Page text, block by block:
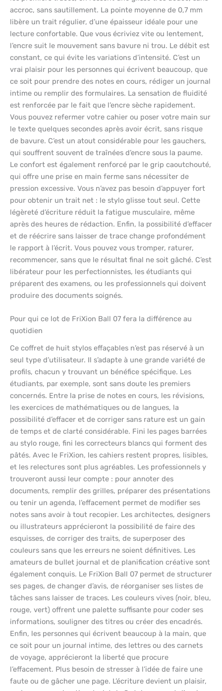
accroc, sans sautillement. La pointe moyenne de 0,7 mm
libère un trait régulier, d’une épaisseur idéale pour une
lecture confortable. Que vous écriviez vite ou lentement,
l’encre suit le mouvement sans bavure ni trou. Le débit est
constant, ce qui évite les variations d’intensité. C’est un
vrai plaisir pour les personnes qui écrivent beaucoup, que
ce soit pour prendre des notes en cours, rédiger un journal
intime ou remplir des formulaires. La sensation de fluidité
est renforcée par le fait que l’encre sèche rapidement.
Vous pouvez refermer votre cahier ou poser votre main sur
le texte quelques secondes après avoir écrit, sans risque
de bavure. C’est un atout considérable pour les gauchers,
qui souffrent souvent de traînées d’encre sous la paume.
Le confort est également renforcé par le grip caoutchouté,
qui offre une prise en main ferme sans nécessiter de
pression excessive. Vous n’avez pas besoin d’appuyer fort
pour obtenir un trait net : le stylo glisse tout seul. Cette
légèreté d’écriture réduit la fatigue musculaire, même
après des heures de rédaction. Enfin, la possibilité d’effacer
et de réécrire sans laisser de trace change profondément
le rapport à l’écrit. Vous pouvez vous tromper, raturer,
recommencer, sans que le résultat final ne soit gâché. C’est
libérateur pour les perfectionnistes, les étudiants qui
préparent des examens, ou les professionnels qui doivent
produire des documents soignés.
Pour qui ce lot de FriXion Ball 07 fera la différence au
quotidien
Ce coffret de huit stylos effaçables n’est pas réservé à un
seul type d’utilisateur. Il s’adapte à une grande variété de
profils, chacun y trouvant un bénéfice spécifique. Les
étudiants, par exemple, sont sans doute les premiers
concernés. Entre la prise de notes en cours, les révisions,
les exercices de mathématiques ou de langues, la
possibilité d’effacer et de corriger sans rature est un gain
de temps et de clarté considérable. Fini les pages barrées
au stylo rouge, fini les correcteurs blancs qui forment des
pâtés. Avec le FriXion, les cahiers restent propres, lisibles,
et les relectures sont plus agréables. Les professionnels y
trouveront aussi leur compte : pour annoter des
documents, remplir des grilles, préparer des présentations
ou tenir un agenda, l’effacement permet de modifier ses
notes sans avoir à tout recopier. Les architectes, designers
ou illustrateurs apprécieront la possibilité de faire des
esquisses, de corriger des traits, de superposer des
couleurs sans que les erreurs ne soient définitives. Les
amateurs de bullet journal et de planification créative sont
également conquis. Le FriXion Ball 07 permet de structurer
ses pages, de changer d’avis, de réorganiser ses listes de
tâches sans laisser de traces. Les couleurs vives (noir, bleu,
rouge, vert) offrent une palette suffisante pour coder ses
informations, souligner des titres ou créer des encadrés.
Enfin, les personnes qui écrivent beaucoup à la main, que
ce soit pour un journal intime, des lettres ou des carnets
de voyage, apprécieront la liberté que procure
l’effacement. Plus besoin de stresser à l’idée de faire une
faute ou de gâcher une page. L’écriture devient un plaisir,